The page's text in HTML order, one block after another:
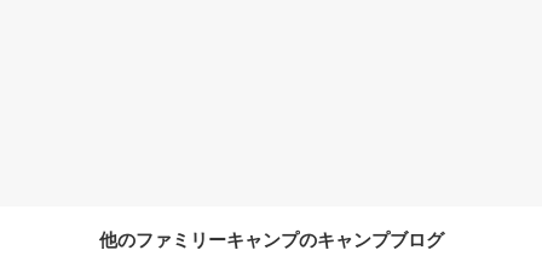
他のファミリーキャンプのキャンプブログ